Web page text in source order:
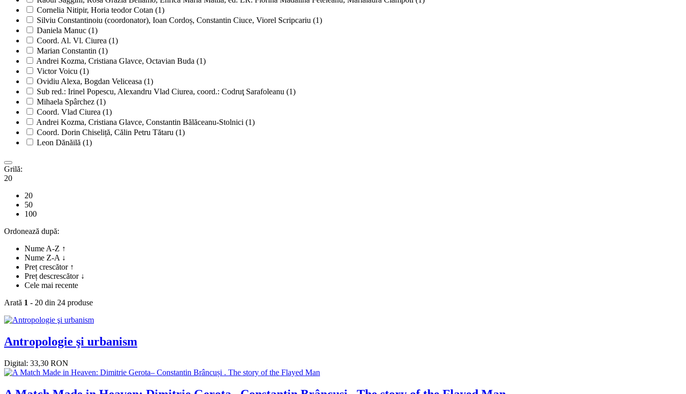
Cornelia Nitipir, Horia teodor Cotan (1)
Silviu Constantinoiu (coordonator), Ioan Cordoș, Constantin Ciuce, Viorel Scripcariu (1)
Daniela Manuc (1)
Coord. Al. Vl. Ciurea (1)
Marian Constantin (1)
Andrei Kozma, Cristiana Glavce, Octavian Buda (1)
Victor Voicu (1)
Ovidiu Alexa, Bogdan Veliceasa (1)
Sub red.: Irinel Popescu, Alexandru Vlad Ciurea, coord.: Codruţ Sarafoleanu (1)
Mihaela Spârchez (1)
Coord. Vlad Ciurea (1)
Andrei Kozma, Cristiana Glavce, Constantin Bălăceanu-Stolnici (1)
Coord. Dorin Chiseliță, Călin Petru Tătaru (1)
Leon Dănăilă (1)
Grilă:
20
20
50
100
Ordonează după:
Nume A-Z ↑
Nume Z-A ↓
Preț crescător ↑
Preț descrescător ↓
Cele mai recente
Arată 1 - 20 din 24 produse
Antropologie şi urbanism
Digital: 33,30 RON